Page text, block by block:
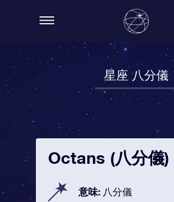
星座 八分儀
Octans (八分儀)
意味: 八分儀